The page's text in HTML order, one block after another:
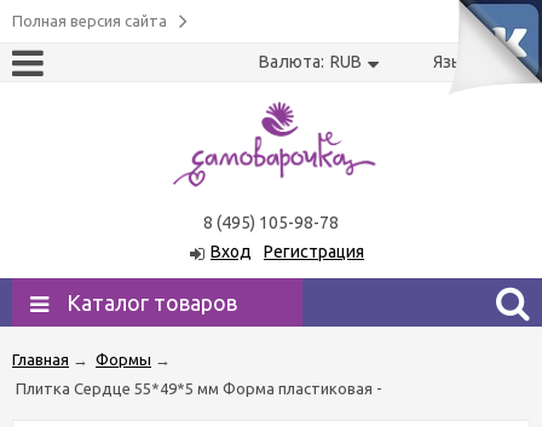
Полная версия сайта
Валюта: RUB Язык: USRU
8 (495) 105-98-78
Вход
Регистрация
Каталог товаров
Главная → Формы →
Плитка Сердце 55*49*5 мм Форма пластиковая -